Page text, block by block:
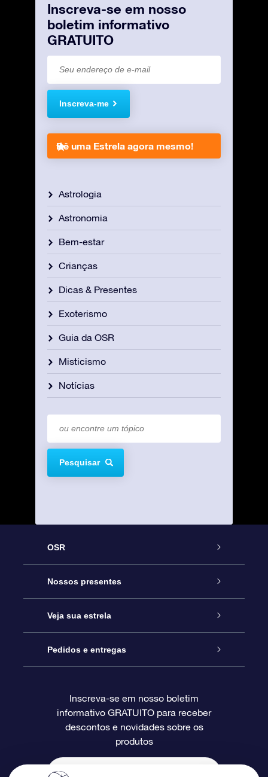
Inscreva-se em nosso
boletim informativo
GRATUITO
Inscreva-me
Dê uma Estrela agora mesmo!
Astrologia
Astronomia
Bem-estar
Crianças
Dicas & Presentes
Exoterismo
Guia da OSR
Misticismo
Notícias
Pesquisar
OSR
Serviço
Entre em contato conosco
Blog
Avaliações
Nossos presentes
Presente estrelar on-line
Pacote de presente da OSR
O cartão de presente da OSR
Presentes corporativos
Veja sua estrela
Star Register
Página estelar personalizada
Um Milhão de Estrelas
Pedidos e entregas
Informações de pagamento
Inscreva-se em nosso boletim
informativo GRATUITO para receber
descontos e novidades sobre os
produtos